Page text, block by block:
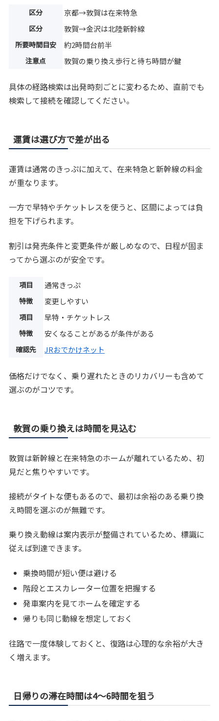
区分 京都→敦賀は在来特急
区分 敦賀→金沢は北陸新幹線
所要時間目安 約2時間台前半
注意点 敦賀の乗り換え歩行と待ち時間が鍵
具体の経路検索は出発時刻ごとに変わるため、直前でも
検索して接続を確認してください。
運賃は選び方で差が出る
運賃は通常のきっぷに加えて、在来特急と新幹線の料金
が重なります。
一方で早特やチケットレスを使うと、区間によっては負
担を下げられます。
割引は発売条件と変更条件が厳しめなので、日程が固ま
ってから選ぶのが安全です。
項目 通常きっぷ
特徴 変更しやすい
項目 早特・チケットレス
特徴 安くなることがあるが条件がある
確認先 JRおでかけネット
価格だけでなく、乗り遅れたときのリカバリーも含めて
選ぶのがコツです。
敦賀の乗り換えは時間を見込む
敦賀は新幹線と在来特急のホームが離れているため、初
見だと焦りやすいです。
接続がタイトな便もあるので、最初は余裕のある乗り換
え時間を選ぶのが無難です。
乗り換え動線は案内表示が整備されているため、標識に
従えば到達できます。
乗換時間が短い便は避ける
階段とエスカレーター位置を把握する
発車案内を見てホームを確定する
帰りも同じ動線を想定しておく
往路で一度体験しておくと、復路は心理的な余裕が大き
く増えます。
日帰りの滞在時間は4〜6時間を狙う